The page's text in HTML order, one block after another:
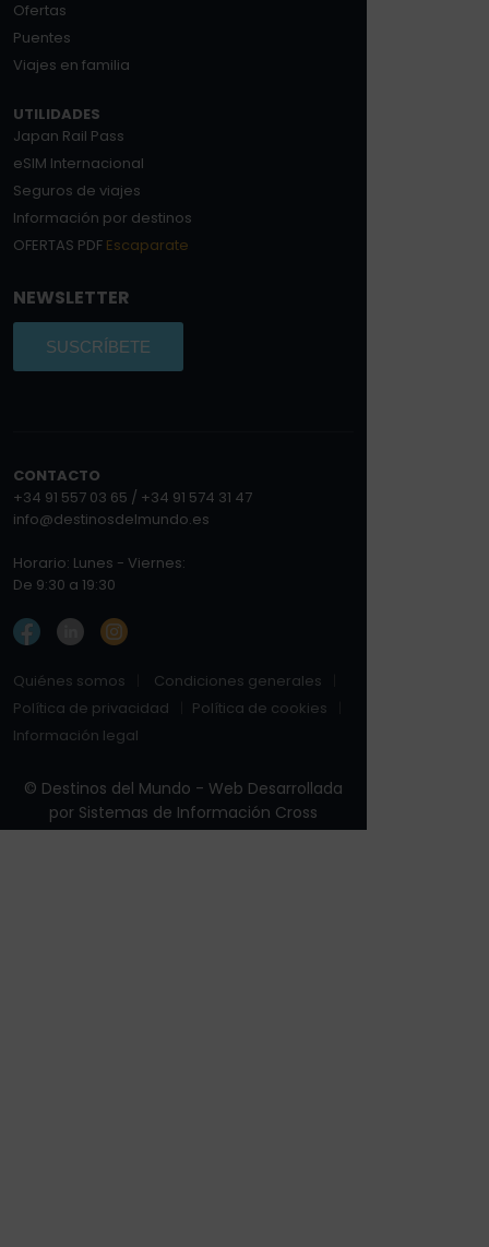
Ofertas
Puentes
Viajes en familia
UTILIDADES
Japan Rail Pass
eSIM Internacional
Seguros de viajes
Información por destinos
OFERTAS PDF Escaparate
NEWSLETTER
SUSCRÍBETE
CONTACTO
+34 91 557 03 65 / +34 91 574 31 47
info@destinosdelmundo.es
Horario: Lunes - Viernes:
De 9:30 a 19:30
Quiénes somos
Condiciones generales
Política de privacidad
Política de cookies
Información legal
© Destinos del Mundo - Web Desarrollada
por Sistemas de Información Cross